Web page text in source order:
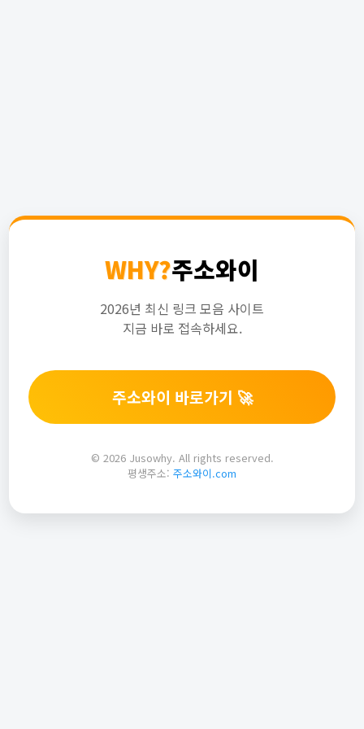
WHY?주소와이
2026년 최신 링크 모음 사이트
지금 바로 접속하세요.
주소와이 바로가기 🚀
© 2026 Jusowhy. All rights reserved.
평생주소: 주소와이.com